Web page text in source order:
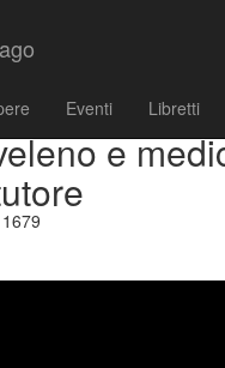
Eventi Libretti
e